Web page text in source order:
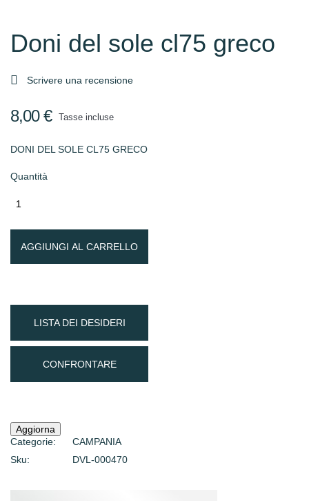
Doni del sole cl75 greco
 Scrivere una recensione
8,00 € Tasse incluse
DONI DEL SOLE CL75 GRECO
Quantità
AGGIUNGI AL CARRELLO
LISTA DEI DESIDERI
CONFRONTARE
Categorie:
CAMPANIA
Sku:
DVL-000470